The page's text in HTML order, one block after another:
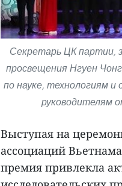
Секретарь ЦК партии,
просвещения Нгуен
по науке, технологиям
руководителям
Выступая на
ассоциаций
премия привлекла